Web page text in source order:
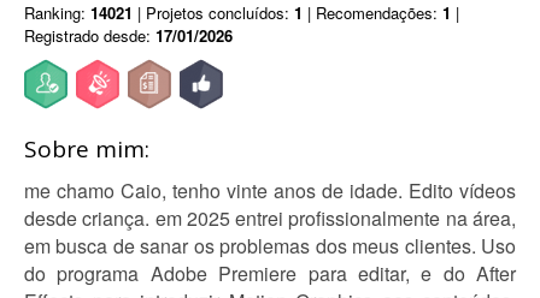
Ranking: 14021 | Projetos concluídos: 1 | Recomendações: 1 |
Registrado desde: 17/01/2026
Sobre mim:
me chamo Caio, tenho vinte anos de idade. Edito vídeos
desde criança. em 2025 entrei profissionalmente na área,
em busca de sanar os problemas dos meus clientes. Uso
do programa Adobe Premiere para editar, e do After